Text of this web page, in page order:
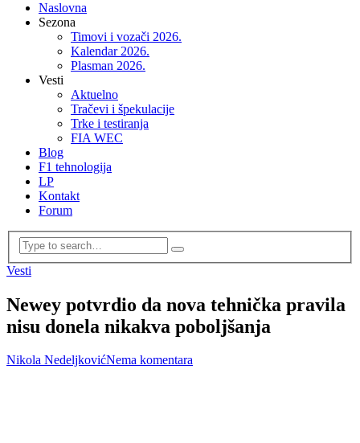
Naslovna
Sezona
Timovi i vozači 2026.
Kalendar 2026.
Plasman 2026.
Vesti
Aktuelno
Tračevi i špekulacije
Trke i testiranja
FIA WEC
Blog
F1 tehnologija
LP
Kontakt
Forum
Vesti
Newey potvrdio da nova tehnička pravila
nisu donela nikakva poboljšanja
Nikola NedeljkovićNema komentara